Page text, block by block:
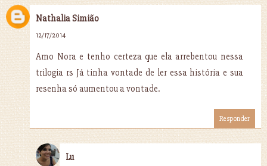
Nathalia Simião
12/17/2014
Amo Nora e tenho certeza que ela arrebentou nessa
trilogia rs Já tinha vontade de ler essa história e sua
resenha só aumentou a vontade.
Responder
Lu